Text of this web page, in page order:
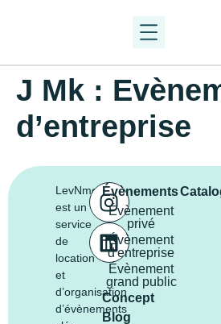
J Mk :
d’entreprise
LevNment
est un
service
de
location
et
d’organisation
d’évènements
Évènements
Évènement
privé
Évènement
d'entreprise
Évènement
grand public
Concept
Blog